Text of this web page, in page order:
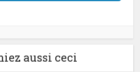
aussi ceci